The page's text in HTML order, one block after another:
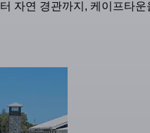
자연 경관까지, 케이프타운